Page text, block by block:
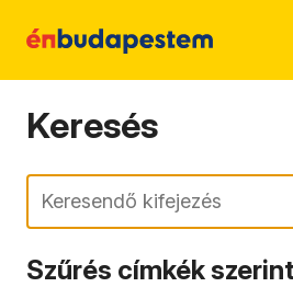
Keresés
Keresés
Szűrés címkék